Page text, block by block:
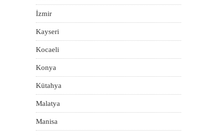
İzmir
Kayseri
Kocaeli
Konya
Kütahya
Malatya
Manisa